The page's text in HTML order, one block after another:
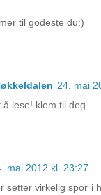
til godeste du:)
24. mai
å lese! klem til deg
mai 2012 kl. 23:27
setter virkelig spor i